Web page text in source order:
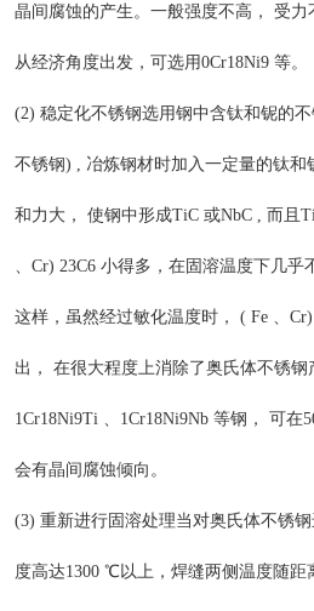
晶间腐蚀的产生。一般强度不高， 受力
从经济角度出发，可选用0Cr18Ni9 等。
(2) 稳定化不锈钢选用钢中含钛和铌的
不锈钢) , 冶炼钢材时加入一定量的钛
和力大， 使钢中形成TiC 或NbC , 而且
、Cr) 23C6 小得多，在固溶温度下几乎
这样，虽然经过敏化温度时， ( Fe 、
出， 在很大程度上消除了奥氏体不锈
1Cr18Ni9Ti 、1Cr18Ni9Nb 等钢， 可在
会有晶间腐蚀倾向。
(3) 重新进行固溶处理当对奥氏体不锈
度高达1300 ℃以上，焊缝两侧温度随